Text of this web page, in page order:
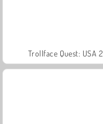
Trollface Quest: USA 2